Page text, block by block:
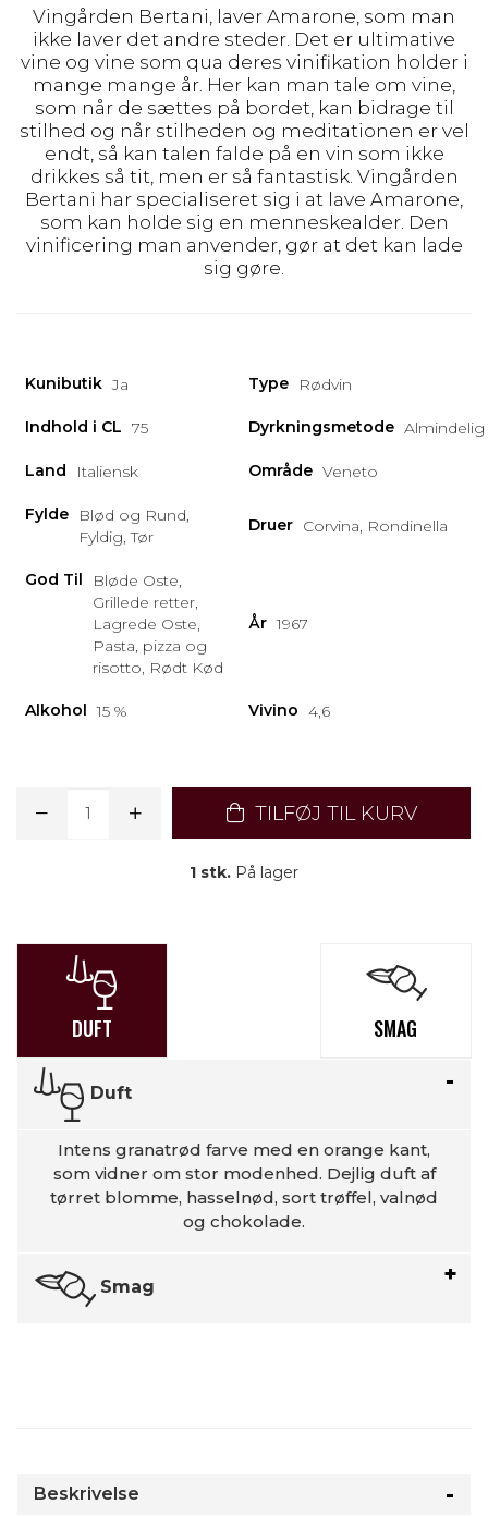
Vingården Bertani, laver Amarone, som man
ikke laver det andre steder. Det er ultimative
vine og vine som qua deres vinifikation holder i
mange mange år. Her kan man tale om vine,
som når de sættes på bordet, kan bidrage til
stilhed og når stilheden og meditationen er vel
endt, så kan talen falde på en vin som ikke
drikkes så tit, men er så fantastisk. Vingården
Bertani har specialiseret sig i at lave Amarone,
som kan holde sig en menneskealder. Den
vinificering man anvender, gør at det kan lade
sig gøre.
Kunibutik Ja Type Rødvin
Indhold i CL 75 Dyrkningsmetode Almindelig
Land Italiensk Område Veneto
Fylde
Blød og Rund,
Fyldig, Tør
Druer Corvina, Rondinella
God Til
Bløde Oste,
Grillede retter,
Lagrede Oste,
Pasta, pizza og
risotto, Rødt Kød
År 1967
Alkohol 15 % Vivino 4,6
TILFØJ TIL KURV
1 stk. På lager
DUFT SMAG
Duft
Intens granatrød farve med en orange kant,
som vidner om stor modenhed. Dejlig duft af
tørret blomme, hasselnød, sort trøffel, valnød
og chokolade.
Smag
Beskrivelse